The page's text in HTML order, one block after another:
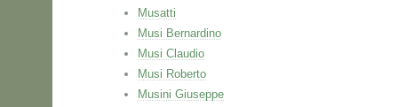
Musatti
Musi Bernardino
Musi Claudio
Musi Roberto
Musini Giuseppe